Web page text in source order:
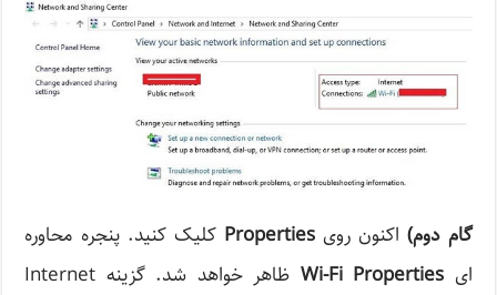
گام دوم) اکنون روی Properties کلیک کنید. پنجره محاوره
ای Wi-Fi Properties
ظاهر خواهد شد. گزینه Internet